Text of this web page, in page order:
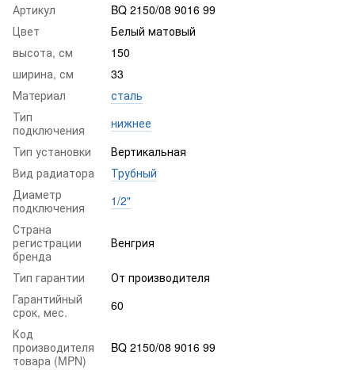
Артикул
BQ 2150/08 9016 99
Цвет
Белый матовый
высота, см
150
ширина, см
33
Материал
сталь
Тип
подключения
нижнее
Тип установки
Вертикальная
Вид радиатора
Трубный
Диаметр
подключения
1/2"
Страна
регистрации
бренда
Венгрия
Тип гарантии
От производителя
Гарантийный
срок, мес.
60
Код
производителя
товара (MPN)
BQ 2150/08 9016 99